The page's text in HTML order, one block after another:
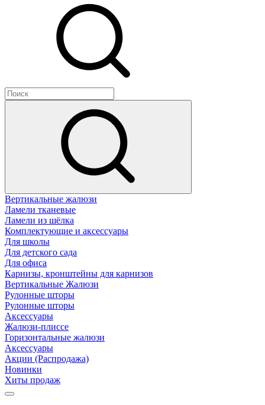
Вертикальные жалюзи
Ламели тканевые
Ламели из шёлка
Комплектующие и аксессуары
Для школы
Для детского сада
Для офиса
Карнизы, кронштейны для карнизов
Вертикальные Жалюзи
Рулонные шторы
Рулонные шторы
Аксессуары
Жалюзи-плиссе
Горизонтальные жалюзи
Аксессуары
Акции (Распродажа)
Новинки
Хиты продаж